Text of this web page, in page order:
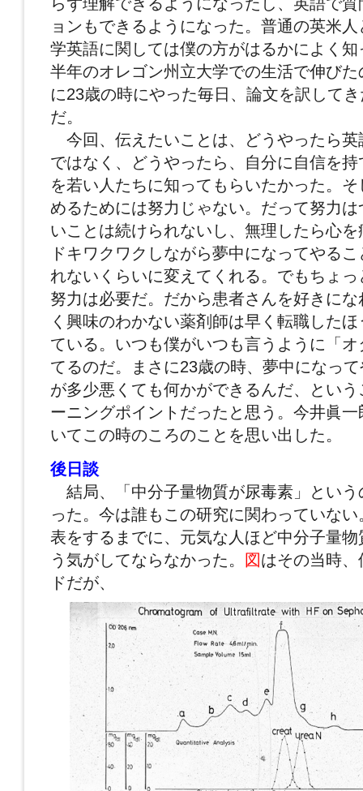
ョンもできるようになった。普通の英米
学英語に関しては僕の方がはるかによく
半年のオレゴン州立大学での生活で伸び
に23歳の時にやった毎日、論文を訳して
だ。
今回、伝えたいことは、どうやったら英
ではなく、どうやったら、自分に自信を
を若い人たちに知ってもらいたかった。
めるためには努力じゃない。だって努力
いことは続けられないし、無理したら心
ドキワクワクしながら夢中になってやる
れないくらいに変えてくれる。でもちょ
努力は必要だ。だから患者さんを好きに
く興味のわかない薬剤師は早く転職した
ている。いつも僕がいつも言うように「
てるのだ。まさに23歳の時、夢中になっ
が多少悪くても何かができるんだ、とい
ーニングポイントだったと思う。今井眞
いてこの時のころのことを思い出した。
後日談
結局、「中分子量物質が尿毒素」という
った。今は誰もこの研究に関わっていな
表をするまでに、元気な人ほど中分子量物
う気がしてならなかった。
図はその当時
ドだが、